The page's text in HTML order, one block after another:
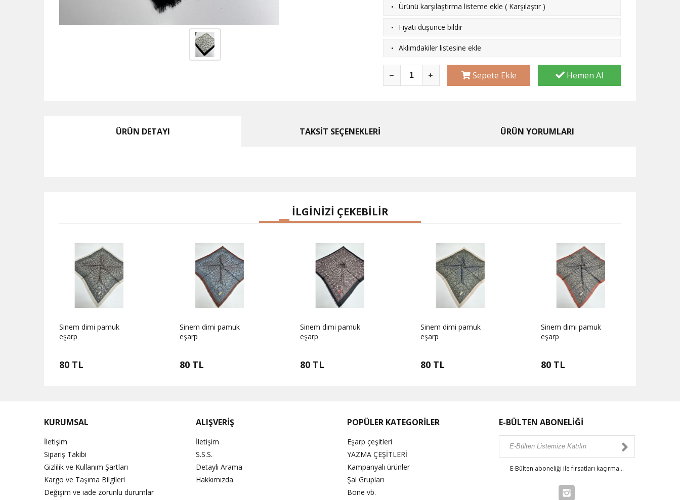
· Ürünü karşılaştırma listeme ekle ( Karşılaştır )
· Fiyatı düşünce bildir
· Aklımdakiler listesine ekle
Sepete Ekle Hemen Al
ÜRÜN DETAYI TAKSİT SEÇENEKLERİ ÜRÜN YORUMLARI
İLGİNİZİ ÇEKEBİLİR
Sinem dimi pamuk
eşarp
80 TL
Sinem dimi pamuk
eşarp
80 TL
Sinem dimi pamuk
eşarp
80 TL
Sinem dimi pamuk
eşarp
80 TL
Sinem dimi pamuk
eşarp
80 TL
KURUMSAL
İletişim
Sipariş Takibi
Gizlilik ve Kullanım Şartları
Kargo ve Taşıma Bilgileri
Değişim ve iade zorunlu durumlar
ALIŞVERİŞ
İletişim
S.S.S.
Detaylı Arama
Hakkımızda
POPÜLER KATEGORİLER
Eşarp çeşitleri
YAZMA ÇEŞİTLERİ
Kampanyalı ürünler
Şal Grupları
Bone vb.
E-BÜLTEN ABONELİĞİ
E-Bülten aboneliği ile fırsatları kaçırma...